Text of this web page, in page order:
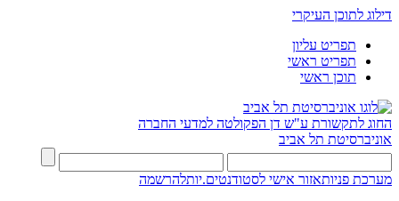
דילוג לתוכן העיקרי
תפריט עליון
תפריט ראשי
תוכן ראשי
החוג לתקשורת ע"ש דן הפקולטה למדעי החברה
אוניברסיטת תל אביב
מערכת פניותאזור אישי לסטודנטים.יותלהרשמה